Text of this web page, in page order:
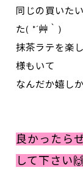
同じの買いた
た( *´艸｀)
抹茶ラテを楽
様もいて
なんだか嬉し
良かったら
して下さい